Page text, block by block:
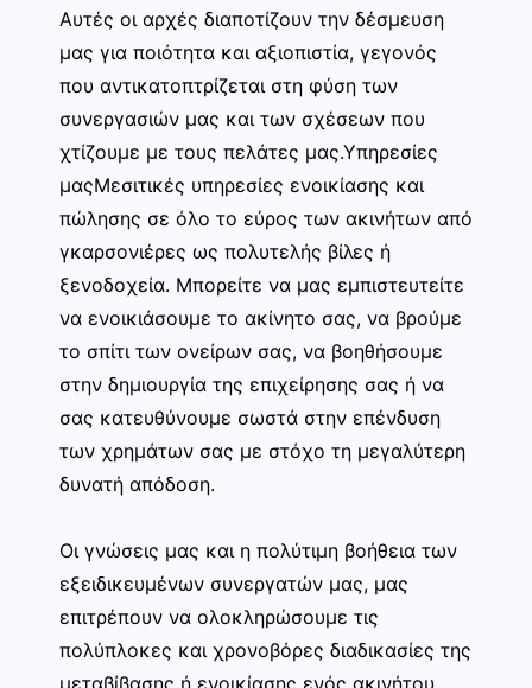
Αυτές οι αρχές διαποτίζουν την δέσμευση
μας για ποιότητα και αξιοπιστία, γεγονός
που αντικατοπτρίζεται στη φύση των
συνεργασιών μας και των σχέσεων που
χτίζουμε με τους πελάτες μας.Υπηρεσίες
μαςΜεσιτικές υπηρεσίες ενοικίασης και
πώλησης σε όλο το εύρος των ακινήτων από
γκαρσονιέρες ως πολυτελής βίλες ή
ξενοδοχεία. Μπορείτε να μας εμπιστευτείτε
να ενοικιάσουμε το ακίνητο σας, να βρούμε
το σπίτι των ονείρων σας, να βοηθήσουμε
στην δημιουργία της επιχείρησης σας ή να
σας κατευθύνουμε σωστά στην επένδυση
των χρημάτων σας με στόχο τη μεγαλύτερη
δυνατή απόδοση.
Οι γνώσεις μας και η πολύτιμη βοήθεια των
εξειδικευμένων συνεργατών μας, μας
επιτρέπουν να ολοκληρώσουμε τις
πολύπλοκες και χρονοβόρες διαδικασίες της